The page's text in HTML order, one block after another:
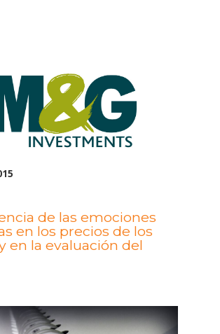
de las emociones
en los precios de los
en la evaluación del